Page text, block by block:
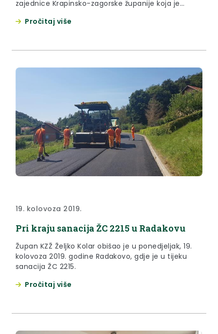
zajednice Krapinsko-zagorske županije koja je
Pročitaj više
19. kolovoza 2019.
Pri kraju sanacija ŽC 2215 u Radakovu
Župan KZŽ Željko Kolar obišao je u ponedjeljak, 19.
kolovoza 2019. godine Radakovo, gdje je u tijeku
sanacija ŽC 2215.
Pročitaj više